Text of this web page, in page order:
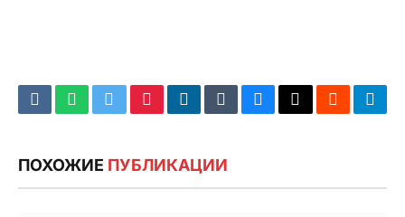
VKontakteWhatsApp
TwitterPinterestLinkedInTumblrBlueskyEmail‏Reddit
ПОХОЖИЕ ПУБЛИКАЦИИ